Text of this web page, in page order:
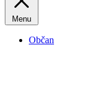
Menu
Občan